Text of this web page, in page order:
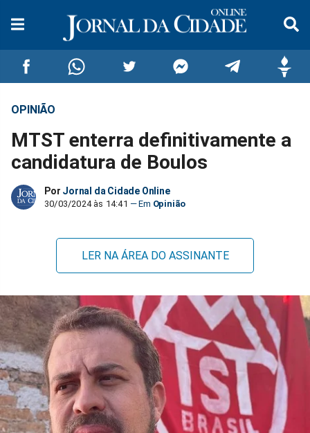
Compartilhar
no
Facebook
Compartilhar
no
Whatsapp
no
Twitter
no
Messenger
no
no
OPINIÃO
MTST enterra definitivamente a
candidatura de Boulos
Por Jornal da Cidade Online
30/03/2024 às 14:41 Opinião
LER NA ÁREA DO ASSINANTE